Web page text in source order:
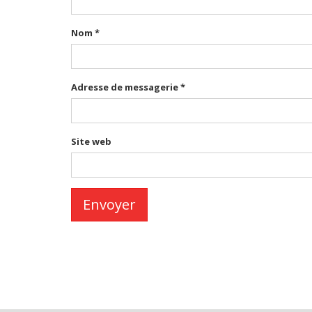
Nom *
Adresse de messagerie*
Site web
Envoyer